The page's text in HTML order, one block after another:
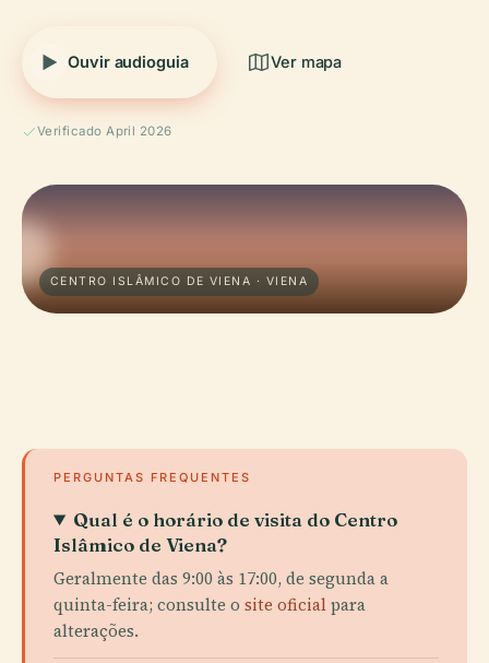
Ouvir audioguia Ver mapa
Verificado April 2026
CENTRO ISLÂMICO DE VIENA · VIENA
PERGUNTAS FREQUENTES
Qual é o horário de visita do Centro
Islâmico de Viena?
Geralmente das 9:00 às 17:00, de segunda a
quinta-feira; consulte o site oficialpara
alterações.